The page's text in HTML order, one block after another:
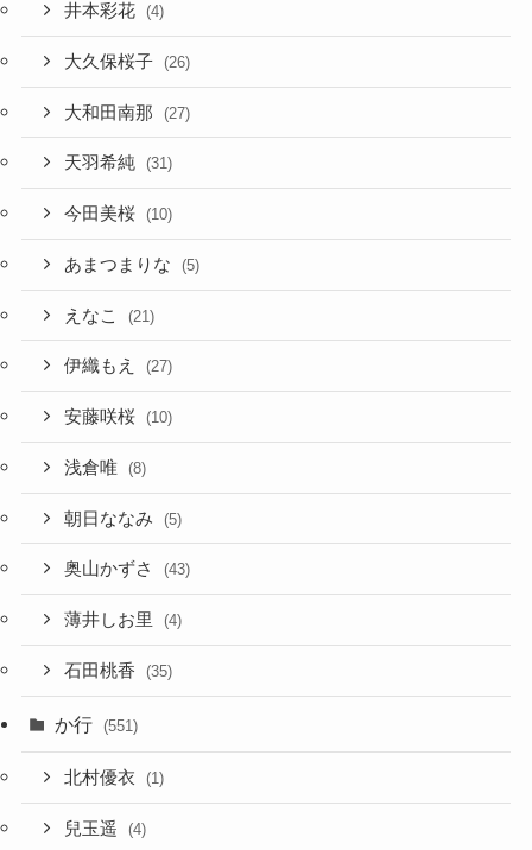
井本彩花 (4)
大久保桜子 (26)
大和田南那 (27)
天羽希純 (31)
今田美桜 (10)
あまつまりな (5)
えなこ (21)
伊織もえ (27)
安藤咲桜 (10)
浅倉唯 (8)
朝日ななみ (5)
奥山かずさ (43)
薄井しお里 (4)
石田桃香 (35)
か行 (551)
北村優衣 (1)
兒玉遥 (4)